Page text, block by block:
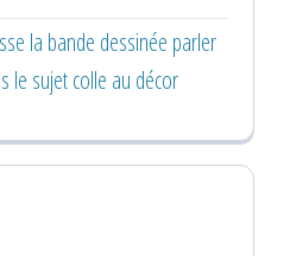
la bande dessinée parler
le sujet colle au décor